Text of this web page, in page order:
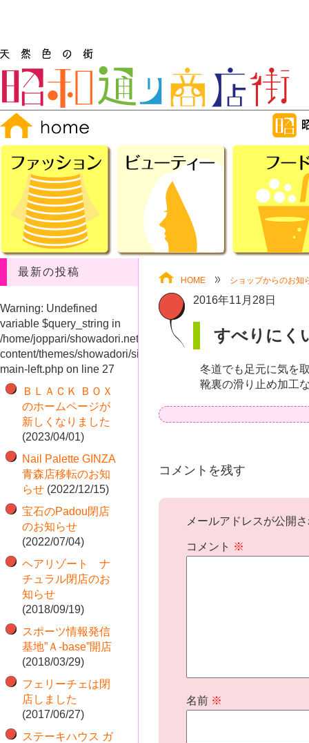
最新の投稿
Warning: Undefined
variable $query_string in
/home/joppari/showadori.net/public_html/shop/wp-
content/themes/showadori/sidebar-
main-left.php on line 27
ＢＬＡＣＫ ＢＯＸ
のホームページが
新しくなりました
(2023/04/01)
Nail Palette GINZA
青森店移転のお知
らせ (2022/12/15)
宝石のPadou閉店
のお知らせ
(2022/07/04)
ヘアリゾート ナ
チュラル閉店のお
知らせ
(2018/09/19)
スポーツ情報発信
基地”Ａ-base”開店
(2018/03/29)
フェリーチェは閉
店しました
(2017/06/27)
ステーキハウス ガ
HOME ショップからのお知
2016年11月28日
すべりにく
冬道でも足元に気を
靴裏の滑り止め加工
コメントを残す
メールアドレスが公開
コメント ※
名前 ※